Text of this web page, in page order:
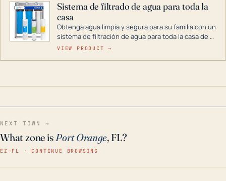
Sistema de filtrado de agua para toda la
casa
Obtenga agua limpia y segura para su familia con un
sistema de filtración de agua para toda la casa de 3
etapas. La tecnología avanzada de este filtro
en situaciones de emergencia.
VIEW PRODUCT →
NEXT TOWN →
What zone isPort Orange, FL?
EZ–FL · CONTINUE BROWSING